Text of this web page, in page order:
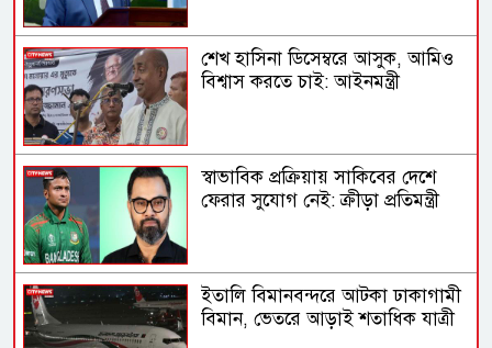
শেখ হাসিনা ডিসেম্বরে আসুক, আমিও
বিশ্বাস করতে চাই: আইনমন্ত্রী
স্বাভাবিক প্রক্রিয়ায় সাকিবের দেশে
ফেরার সুযোগ নেই: ক্রীড়া প্রতিমন্ত্রী
ইতালি বিমানবন্দরে আটকা ঢাকাগামী
বিমান, ভেতরে আড়াই শতাধিক যাত্রী